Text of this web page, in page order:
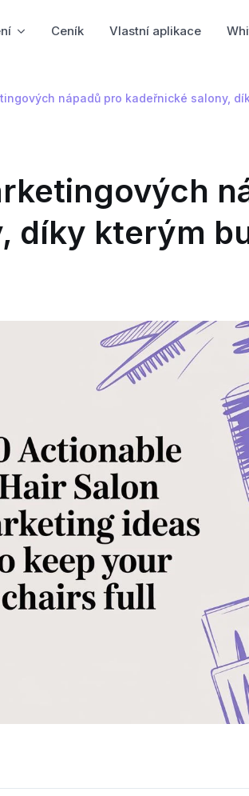
Ceník Vlastní aplikace
nápadů pro kadeřnické salony,
díky kterým